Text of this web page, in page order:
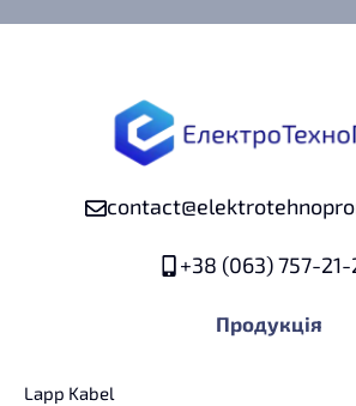
+38 (063) 757-
Продукція
Lapp Kabel